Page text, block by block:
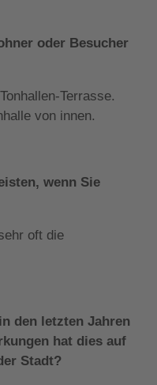
oder Besucher
Terrasse.
von innen.
wenn Sie
oft die
den letzten Jahren
hat dies auf
Stadt?